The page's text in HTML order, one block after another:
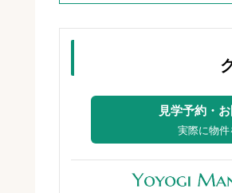
見学予約・
実際に物